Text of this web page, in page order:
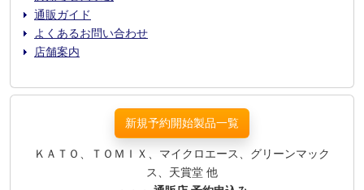
通販ガイド
よくあるお問い合わせ
店舗案内
新規予約開始製品一覧
ＫＡＴＯ、ＴＯＭＩＸ、マイクロエース、グリーンマック
ス、天賞堂 他